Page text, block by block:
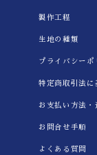
製作工程
生地の種類
プライバシーポ
特定商取引法に
お支払い方法・
お問合せ手順
よくある質問